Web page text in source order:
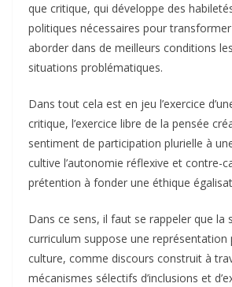
que critique, qui développe des
politiques nécessaires pour
aborder dans de meilleurs conditions
situations problématiques.
Dans tout cela est en jeu l’exercice
critique, l’exercice libre de la pensée
sentiment de participation plurielle à
cultive l’autonomie réflexive et contre-
prétention à fonder une éthique
Dans ce sens, il faut se rappeler que la
curriculum suppose une représentation
culture, comme discours construit à
mécanismes sélectifs d’inclusions et